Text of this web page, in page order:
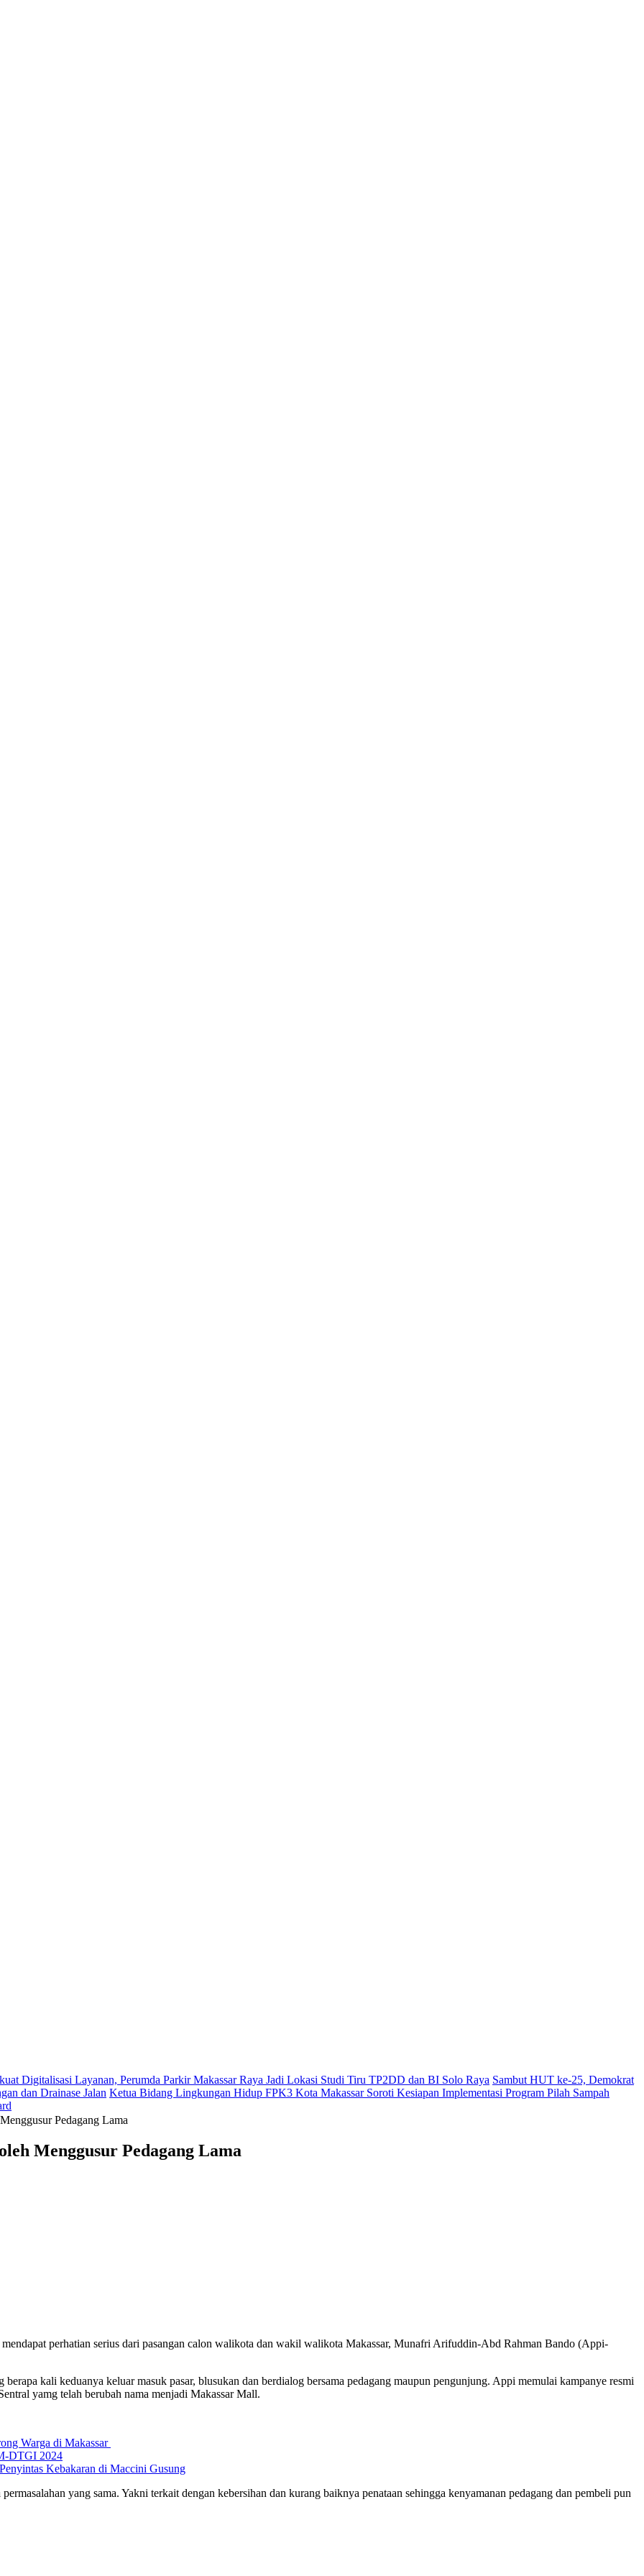
Digitalisasi Layanan, Perumda Parkir Makassar Raya Jadi Lokasi Studi Tiru TP2DD dan BI Solo Raya Sambut HUT ke-25, Demokrat
dan Drainase Jalan Ketua Bidang Lingkungan Hidup FPK3 Kota Makassar Soroti Kesiapan Implementasi Program Pilah Sampah
Pedagang Lama
Menggusur Pedagang Lama
mendapat perhatian serius dari pasangan calon walikota dan wakil walikota Makassar, Munafri Arifuddin-Abd Rahman Bando (Appi-
kali keduanya keluar masuk pasar, blusukan dan berdialog bersama pedagang maupun pengunjung. Appi memulai kampanye resmi
yamg telah berubah nama menjadi Makassar Mall.
Warga di Makassar
DTGI 2024
Kebakaran di Maccini Gusung
yang sama. Yakni terkait dengan kebersihan dan kurang baiknya penataan sehingga kenyamanan pedagang dan pembeli pun